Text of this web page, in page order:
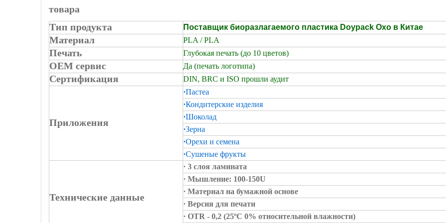
товара
Тип продукта
Поставщик биоразлагаемого пластика Doypack Oxo в Китае
Материал PLA / PLA
Печать Глубокая печать (до 10 цветов)
OEM сервис Да (печать логотипа)
Сертификация DIN, BRC и ISO прошли аудит
Приложения
·Пастеа
·Кондитерские изделия
·Шоколад
·Зерна
·Орехи и семена
·Сушеные фрукты
Технические данные
· 3 слоя ламината
· Мышление: 100-150U
· Материал на бумажной основе
· Версия для печати
· OTR - 0,2 (25ºC 0% относительной влажности)